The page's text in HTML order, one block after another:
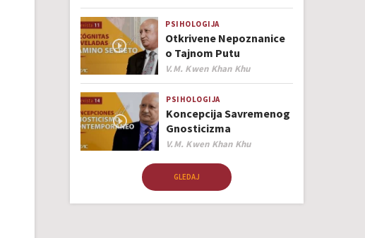
PSIHOLOGIJA
Otkrivene Nepoznanice
o Tajnom Putu
Author
V.M. Kwen Khan Khu
PSIHOLOGIJA
Koncepcija Savremenog
Gnosticizma
Author
V.M. Kwen Khan Khu
GLEDAJ